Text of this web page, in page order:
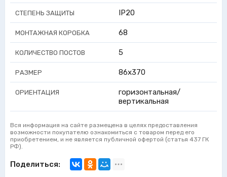
СТЕПЕНЬ ЗАЩИТЫ IP20
МОНТАЖНАЯ КОРОБКА 68
КОЛИЧЕСТВО ПОСТОВ 5
РАЗМЕР 86x370
ОРИЕНТАЦИЯ
горизонтальная/
вертикальная
Вся информация на сайте размещена в целях предоставления
возможности покупателю ознакомиться с товаром перед его
приобретением, и не является публичной офертой (статья 437 ГК
РФ).
Поделиться: